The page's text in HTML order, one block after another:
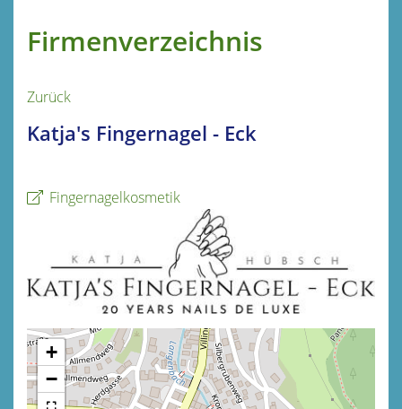
Firmenverzeichnis
Zurück
Katja's Fingernagel - Eck
Fingernagelkosmetik
+
−